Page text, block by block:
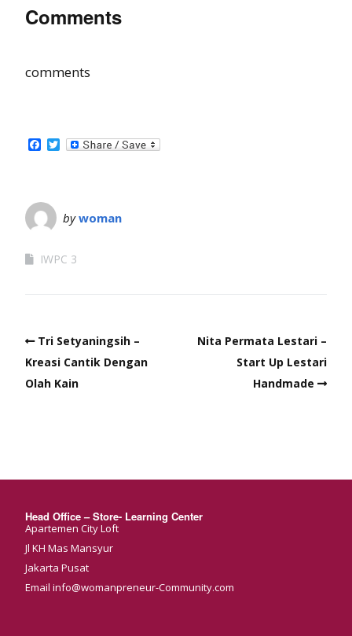
Comments
comments
Facebook
Twitter
bywoman
IWPC 3
Tri Setyaningsih –
Kreasi Cantik Dengan
Olah Kain
Nita Permata Lestari –
Start Up Lestari
Handmade
Head Office – Store- Learning Center
Apartemen City Loft
Jl KH Mas Mansyur
Jakarta Pusat
Email info@womanpreneur-Community.com